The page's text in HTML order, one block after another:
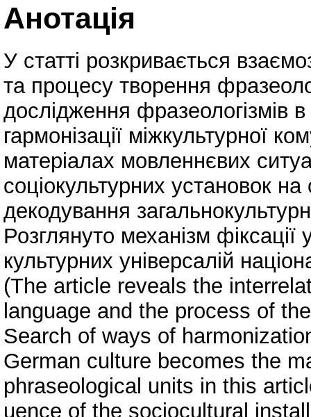
Анотація
У статті розкривається
та процесу творення
дослідження фразеологізмів
гармонізації міжкультурної
матеріалах мовленнєвих
соціокультурних установок на
декодування
Розглянуто механізм
культурних універсалій
(The article reveals the
language and the process of
Search of ways of
German culture becomes the
phraseological units in this
uence of the sociocultural